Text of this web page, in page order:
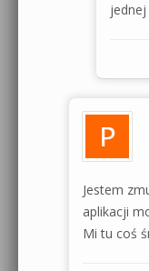
Jestem
aplikacji
Mi tu coś